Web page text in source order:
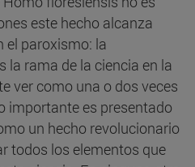
este hecho alcanza
el paroxismo: la
la rama de la ciencia en la
ver como una o dos veces
importante es presentado
un hecho revolucionario
todos los elementos que